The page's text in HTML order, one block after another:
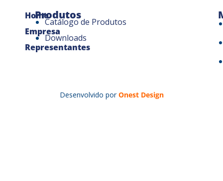
Home
Empresa
Representantes
Produtos
Catálogo de Produtos
Downloads
Desenvolvido por Onest Design